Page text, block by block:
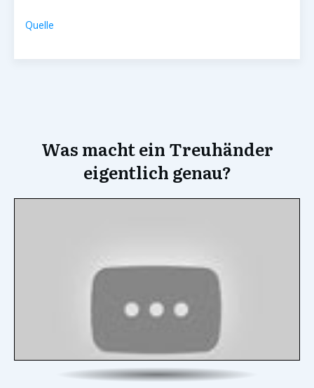
Quelle
Was macht ein Treuhänder
eigentlich genau?